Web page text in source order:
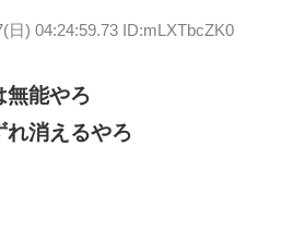
日) 04:24:59.73 ID:mLXTbcZK0
無能やろ
れ消えるやろ